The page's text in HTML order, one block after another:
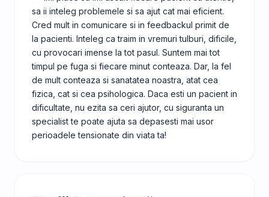
sa ii inteleg problemele si sa ajut cat mai eficient.
Cred mult in comunicare si in feedbackul primit de
la pacienti. Inteleg ca traim in vremuri tulburi, dificile,
cu provocari imense la tot pasul. Suntem mai tot
timpul pe fuga si fiecare minut conteaza. Dar, la fel
de mult conteaza si sanatatea noastra, atat cea
fizica, cat si cea psihologica. Daca esti un pacient in
dificultate, nu ezita sa ceri ajutor, cu siguranta un
specialist te poate ajuta sa depasesti mai usor
perioadele tensionate din viata ta!